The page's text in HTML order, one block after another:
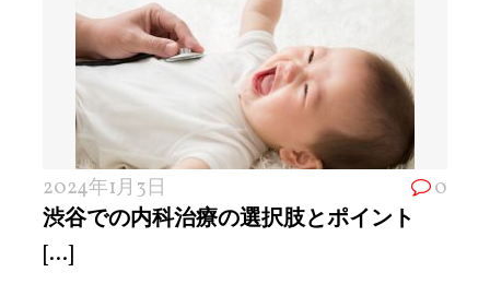
2024年1月3日 0
渋谷での内科治療の選択肢とポイント
[...]